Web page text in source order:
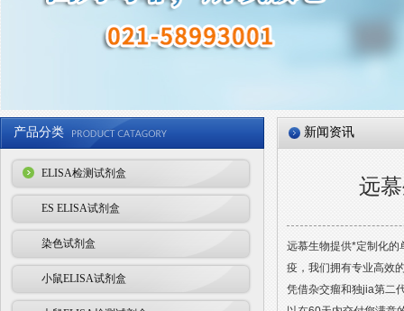
产品分类
ELISA检测试剂盒
ES ELISA试剂盒
染色试剂盒
小鼠ELISA试剂盒
新闻资讯
远
远慕生物提供*定制化的
疫，我们拥有专业高效
凭借杂交瘤和独jia第二